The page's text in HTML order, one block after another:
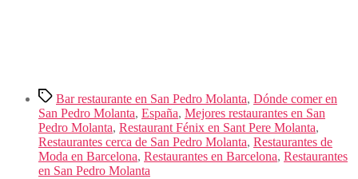
Etiquetas
Bar restaurante en San Pedro Molanta, Dónde comer en
San Pedro Molanta, España, Mejores restaurantes en San
Pedro Molanta, Restaurant Fénix en Sant Pere Molanta,
Restaurantes cerca de San Pedro Molanta, Restaurantes de
Moda en Barcelona, Restaurantes en Barcelona, Restaurantes
en San Pedro Molanta